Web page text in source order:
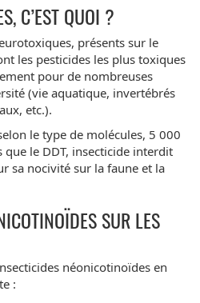
C’EST QUOI ?
présents sur le
les pesticides les plus toxiques
pour de nombreuses
(vie aquatique, invertébrés
etc.).
le type de molécules, 5 000
le DDT, insecticide interdit
sa nocivité sur la faune et la
SUR LES
néonicotinoïdes en
: